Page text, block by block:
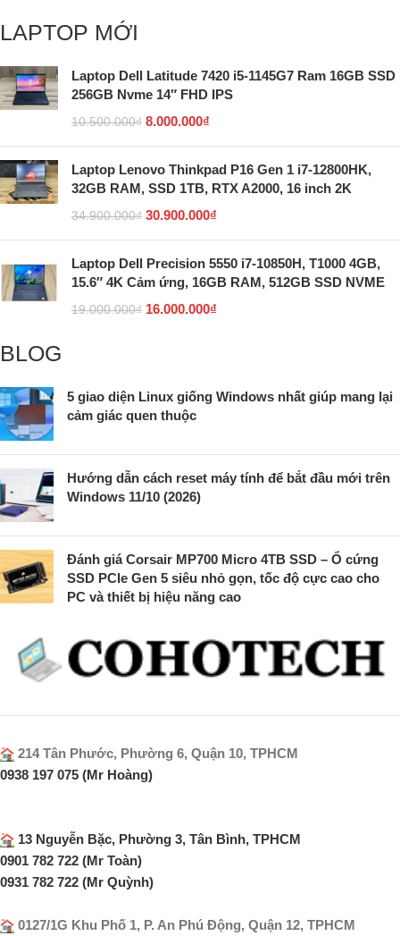
LAPTOP MỚI
Laptop Dell Latitude 7420 i5-1145G7 Ram 16GB SSD
256GB Nvme 14″ FHD IPS
10.500.000₫ 8.000.000₫
Laptop Lenovo Thinkpad P16 Gen 1 i7-12800HK,
32GB RAM, SSD 1TB, RTX A2000, 16 inch 2K
34.900.000₫ 30.900.000₫
Laptop Dell Precision 5550 i7-10850H, T1000 4GB,
15.6″ 4K Cảm ứng, 16GB RAM, 512GB SSD NVME
19.000.000₫ 16.000.000₫
BLOG
5 giao diện Linux giống Windows nhất giúp mang lại
cảm giác quen thuộc
Hướng dẫn cách reset máy tính để bắt đầu mới trên
Windows 11/10 (2026)
Đánh giá Corsair MP700 Micro 4TB SSD – Ổ cứng
SSD PCIe Gen 5 siêu nhỏ gọn, tốc độ cực cao cho
PC và thiết bị hiệu năng cao
214 Tân Phước, Phường 6, Quận 10, TPHCM
0938 197 075 (Mr Hoàng)
13 Nguyễn Bặc, Phường 3, Tân Bình, TPHCM
0901 782 722 (Mr Toàn)
0931 782 722 (Mr Quỳnh)
0127/1G Khu Phố 1, P. An Phú Động, Quận 12, TPHCM